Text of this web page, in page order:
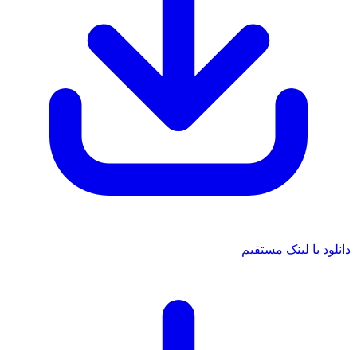
دانلود با لینک مستقیم